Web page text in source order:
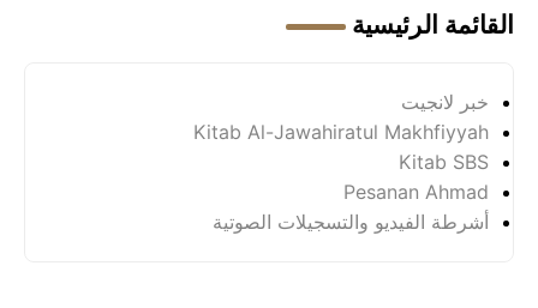
القائمة الرئيسية
خبر لانجيت
Kitab Al-Jawahiratul Makhfiyyah
Kitab SBS
Pesanan Ahmad
أشرطة الفيديو والتسجيلات الصوتية